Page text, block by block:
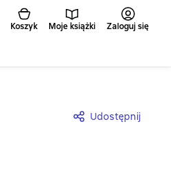
Koszyk Moje książki Zaloguj się
Udostępnij